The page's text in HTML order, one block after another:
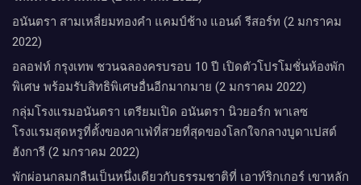
อนันตรา สามเหลี่ยมทองคำ แคมป์ช้าง แอนด์ รีสอร์ท (2 มกราคม
2022)
อลอฟท์ กรุงเทพ ชวนฉลองครบรอบ 10 ปี เปิดตัวโปรโมชั่นห้องพัก
พิเศษ พร้อมรับสิทธิพิเศษอื่นอีกมากมาย (2 มกราคม 2022)
กลุ่มโรงแรมอนันตรา เตรียมเปิด อนันตรา นิวยอร์ก พาเลซ
โรงแรมสุดหรูที่ตั้งของคาเฟ่ที่สวยที่สุดของโลกใจกลางบูดาเปสต์
ฮังการี (2 มกราคม 2022)
พักผ่อนกลมกลืนเป็นหนึ่งเดียวกับธรรมชาติที่ เอาท์ริกเกอร์ เขาหลัก